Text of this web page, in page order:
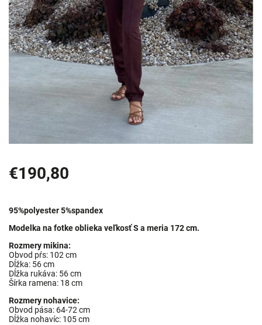
€190,80
95%polyester 5%spandex
Modelka na fotke oblieka veľkosť S a meria 172 cm.
Rozmery mikina:
Obvod pŕs: 102 cm
Dĺžka: 56 cm
Dĺžka rukáva: 56 cm
Šírka ramena: 18 cm
Rozmery nohavice:
Obvod pása: 64-72 cm
Dĺžka nohavíc: 105 cm